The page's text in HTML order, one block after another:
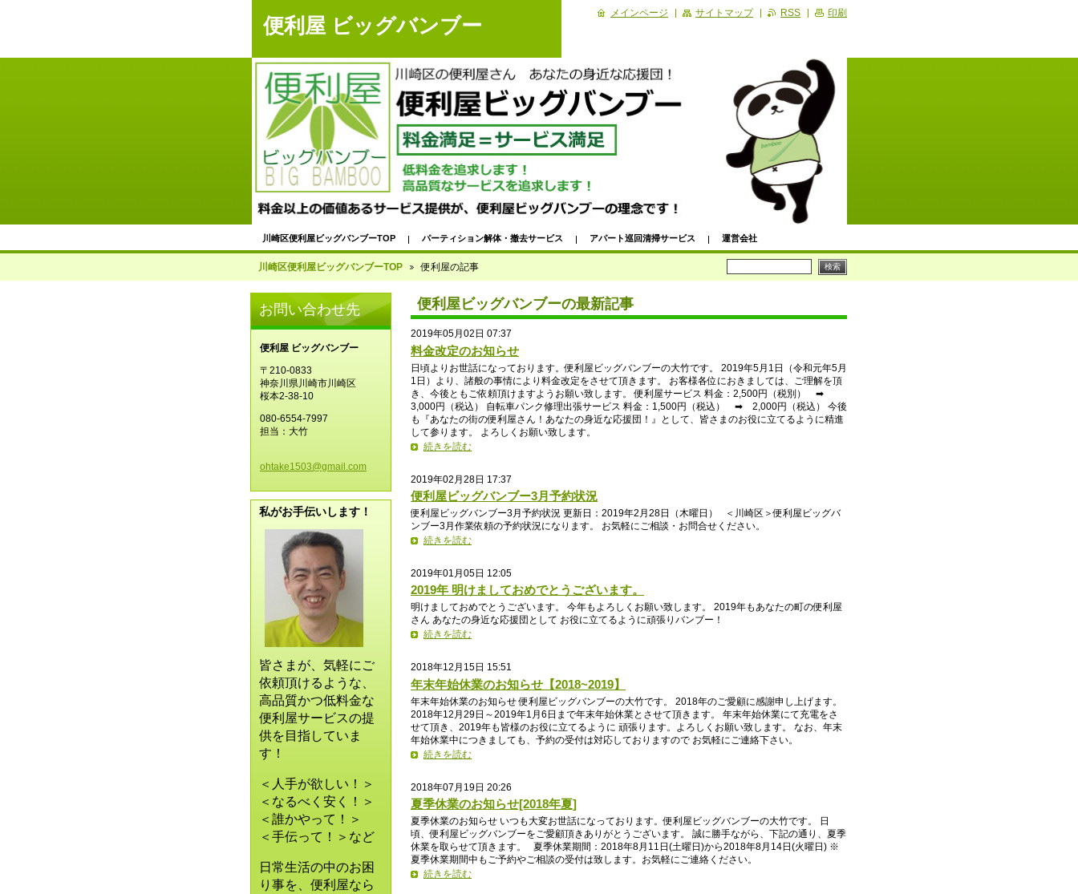
便利屋 ビッグバンブー
川崎区便利屋ビッグバンブーTOP パーティション解体・撤去サービス アパート巡回清掃サービス 運営会社
不用品回収サービス 家電・ＰＣ・電化製品出張引き取り！
＜川崎区＞掃除代行サービス｜ビッフェ形式ハウスクリーニング
草刈り・草取り・庭掃除｜代行サービス 浴室掃除｜浴室・浴槽・お風呂掃除代行サービス 【川崎市川崎区】生活支援サービス
川崎区便利屋ビッグバンブーTOP 便利屋の記事
便利屋ビッグバンブーの最新記事
2019年05月02日 07:37
料金改定のお知らせ
日頃よりお世話になっております。便利屋ビッグバンブーの大竹です。 2019年5月1日（令和元年5月
1日）より、諸般の事情により料金改定をさせて頂きます。 お客様各位におきましては、ご理解を頂
き、今後ともご依頼頂けますようお願い致します。 便利屋サービス 料金：2,500円（税別） ➡
3,000円（税込） 自転車パンク修理出張サービス 料金：1,500円（税込） ➡ 2,000円（税込） 今後
も『あなたの街の便利屋さん！あなたの身近な応援団！』として、皆さまのお役に立てるように精進
して参ります。 よろしくお願い致します。
続きを読む
2019年02月28日 17:37
便利屋ビッグバンブー3月予約状況
便利屋ビッグバンブー3月予約状況 更新日：2019年2月28日（木曜日） ＜川崎区＞便利屋ビッグバ
ンブー3月作業依頼の予約状況になります。 お気軽にご相談・お問合せください。
続きを読む
2019年01月05日 12:05
2019年 明けましておめでとうございます。
明けましておめでとうございます。 今年もよろしくお願い致します。 2019年もあなたの町の便利屋
さん あなたの身近な応援団として お役に立てるように頑張りバンブー！
続きを読む
2018年12月15日 15:51
年末年始休業のお知らせ【2018~2019】
年末年始休業のお知らせ 便利屋ビッグバンブーの大竹です。 2018年のご愛顧に感謝申し上げます。
2018年12月29日～2019年1月6日まで年末年始休業とさせて頂きます。 年末年始休業にて充電をさ
せて頂き、2019年も皆様のお役に立てるように 頑張ります。よろしくお願い致します。 なお、年末
年始休業中につきましても、予約の受付は対応しておりますので お気軽にご連絡下さい。
続きを読む
2018年07月19日 20:26
夏季休業のお知らせ[2018年夏]
夏季休業のお知らせ いつも大変お世話になっております。便利屋ビッグバンブーの大竹です。 日
頃、便利屋ビッグバンブーをご愛顧頂きありがとうございます。 誠に勝手ながら、下記の通り、夏季
休業を取らせて頂きます。 夏季休業期間：2018年8月11日(土曜日)から2018年8月14日(火曜日) ※
夏季休業期間中もご予約やご相談の受付は致します。お気軽にご連絡ください。
続きを読む
お問い合わせ先
便利屋 ビッグバンブー
〒210-0833
神奈川県川崎市川崎区
桜本2-38-10
080-6554-7997
担当：大竹
ohtake1503@gmail .com
私がお手伝いします！
皆さまが、気軽にご
依頼頂けるような、
高品質かつ低料金な
便利屋サービスの提
供を目指していま
す！
＜人手が欲しい！＞
＜なるべく安く！＞
＜誰かやって！＞
＜手伝って！＞など
日常生活の中のお困
り事を、便利屋なら
メインページ サイトマップ RSS 印刷